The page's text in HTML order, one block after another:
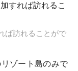
ば訪れることがで
ゾート島のみで